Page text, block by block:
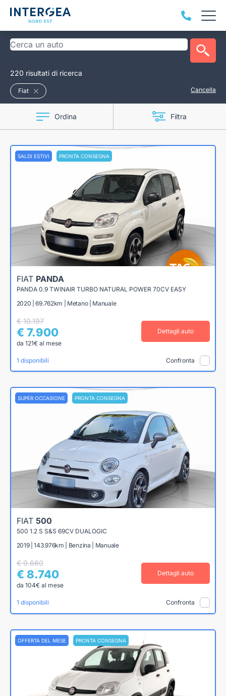
220 risultati di ricerca
Fiat Cancella
Ordina Filtra
SALDI ESTIVI PRONTA CONSEGNA
FIAT PANDA
PANDA 0.9 TWINAIR TURBO NATURAL POWER 70CV EASY
2020 | 69.762km | Metano | Manuale
€ 10.197
€ 7.900
da 121€ al mese
Dettagli auto
1 disponibili Confronta
SUPER OCCASIONE PRONTA CONSEGNA
FIAT 500
500 1.2 S S&S 69CV DUALOGIC
2019 | 143.976km | Benzina | Manuale
€ 9.660
€ 8.740
da 104€ al mese
Dettagli auto
1 disponibili Confronta
OFFERTA DEL MESE PRONTA CONSEGNA